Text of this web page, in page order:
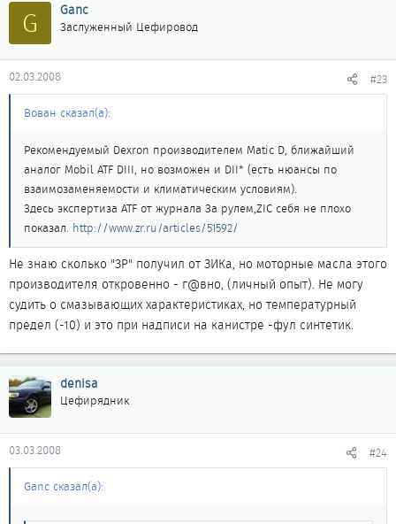
G Ganc
Заслуженный Цефировод
02.03.2008 #23
Вован сказал(а):
Рекомендуемый Dexron производителем Matic D, ближайший
аналог Mobil ATF DIII, но возможен и DII* (есть нюансы по
взаимозаменяемости и климатическим условиям).
Здесь экспертиза ATF от журнала За рулем,ZIC себя не плохо
показал. http://www.zr.ru/articles/51592/
Не знаю сколько "ЗР" получил от ЗИКа, но моторные масла этого
производителя откровенно - г@вно, (личный опыт). Не могу
судить о смазывающих характеристиках, но температурный
предел (-10) и это при надписи на канистре -фул синтетик.
denisa
Цефирядник
03.03.2008 #24
Ganc сказал(а):